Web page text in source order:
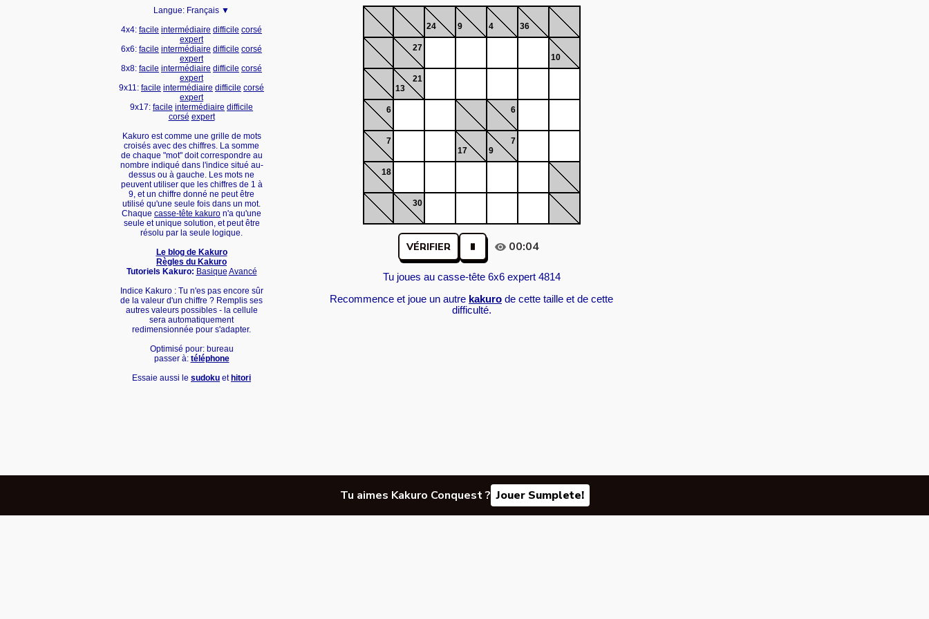
Langue: Français ▼
4x4: facile intermédiaire difficile corsé
expert
6x6: facile intermédiaire difficile corsé
expert
8x8: facile intermédiaire difficile corsé
expert
9x11: facile intermédiaire difficile corsé
expert
9x17: facile intermédiaire difficile
corsé expert
Kakuro est comme une grille de mots
croisés avec des chiffres. La somme
de chaque "mot" doit correspondre au
nombre indiqué dans l'indice situé au-
dessus ou à gauche. Les mots ne
peuvent utiliser que les chiffres de 1 à
9, et un chiffre donné ne peut être
utilisé qu'une seule fois dans un mot.
Chaque casse-tête kakuro n'a qu'une
seule et unique solution, et peut être
résolu par la seule logique.
Le blog de Kakuro
Règles du Kakuro
Tutoriels Kakuro: Basique Avancé
Indice Kakuro : Tu n'es pas encore sûr
de la valeur d'un chiffre ? Remplis ses
autres valeurs possibles - la cellule
sera automatiquement
redimensionnée pour s'adapter.
Optimisé pour: bureau
passer à: téléphone
Essaie aussi le sudoku et hitori
24 9 4 36
27
10
21
13
6 6
7
17
7
9
18
30
VÉRIFIER 00:04
Tu joues au casse-tête 6x6 expert 4814
Recommence et joue un autre kakuro de cette taille et de cette
difficulté.
Tu aimes Kakuro Conquest ? Jouer Sumplete!